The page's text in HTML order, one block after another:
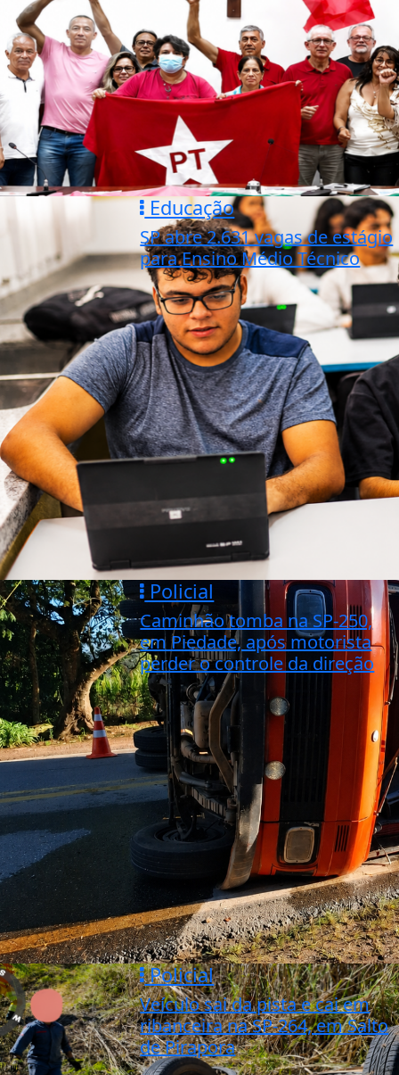
Educação
SP abre 2.631 vagas de estágio
para Ensino Médio Técnico
Policial
Caminhão tomba na SP-250,
em Piedade, após motorista
perder o controle da direção
Policial
Veículo sai da pista e cai em
ribanceira na SP-264, em Salto
de Pirapora